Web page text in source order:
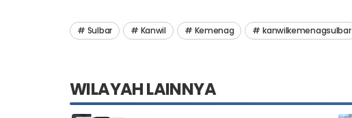
Sulbar Kanwil Kemenag kanwilkemenagsulbar
WILAYAH LAINNYA